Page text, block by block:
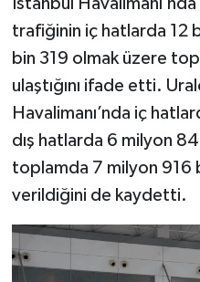
trafiğinin iç hatlarda 12
bin 319 olmak üzere
ulaştığını ifade etti.
Havalimanı’nda iç
dış hatlarda 6 milyon
toplamda 7 milyon 916
verildiğini de kaydetti.